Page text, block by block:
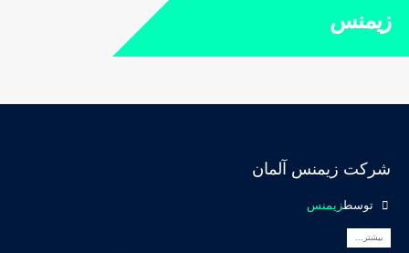
زیمنس
شرکت زیمنس آلمان
توسطزیمنس
بیشتر...